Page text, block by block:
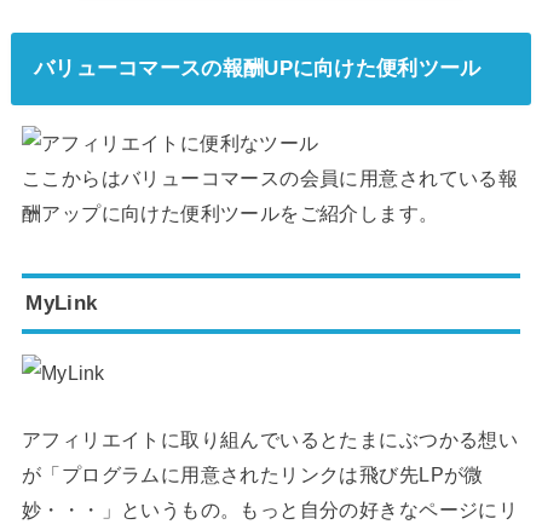
バリューコマースの報酬UPに向けた便利ツール
ここからはバリューコマースの会員に用意されている報
酬アップに向けた便利ツールをご紹介します。
MyLink
アフィリエイトに取り組んでいるとたまにぶつかる想い
が「プログラムに用意されたリンクは飛び先LPが微
妙・・・」というもの。もっと自分の好きなページにリ